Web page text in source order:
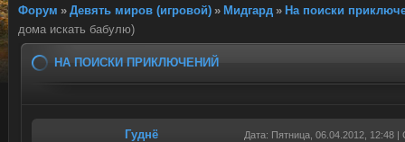
Форум » Девять миров (игровой) » Мидгард » На поиски
дома искать бабулю)
НА ПОИСКИ ПРИКЛЮЧЕНИЙ
Гуднё Дата: Пятница, 06.04.2012, 12:48